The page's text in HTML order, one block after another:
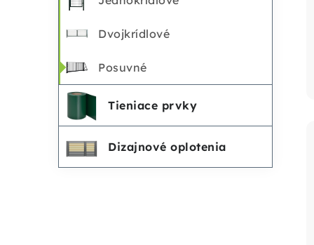
Dvojkrídlové
Posuvné
Tieniace prvky
Dizajnové oplotenia